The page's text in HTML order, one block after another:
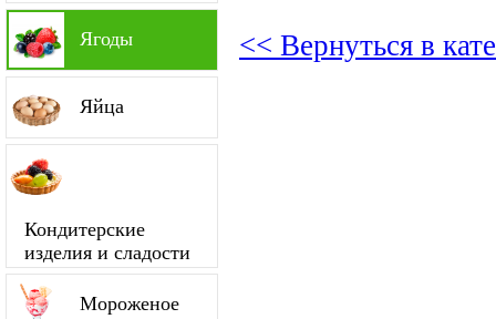
Ягоды
Яйца
Кондитерские
изделия и сладости
Мороженое
<< Вернуться в